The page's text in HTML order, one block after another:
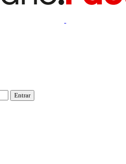
Entrar